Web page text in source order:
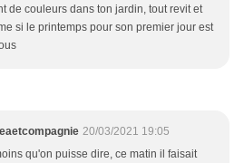
de couleurs dans ton jardin, tout revit et
si le printemps pour son premier jour est
20/03/2021 19:05
qu'on puisse dire, ce matin il faisait